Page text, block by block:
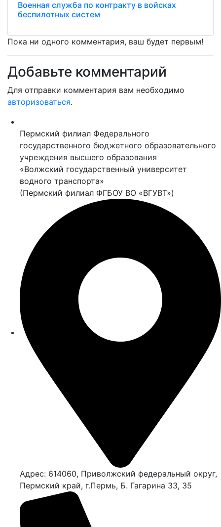
Военная служба по контракту в войсках
беспилотных систем
Пока ни одного комментария, ваш будет первым!
Добавьте комментарий
Для отправки комментария вам необходимо
авторизоваться.
Пермский филиал Федерального
государственного бюджетного образовательного
учреждения высшего образования
«Волжский государственный университет
водного транспорта»
(Пермский филиал ФГБОУ ВО «ВГУВТ»)
Адрес: 614060, Приволжский федеральный округ,
Пермский край, г.Пермь, Б. Гагарина 33, 35